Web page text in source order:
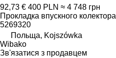
92,73 € 400 PLN ≈ 4 748 грн
Прокладка впускного колектора
5269320
Польща, Kojszówka
Wibako
Зв'язатися з продавцем